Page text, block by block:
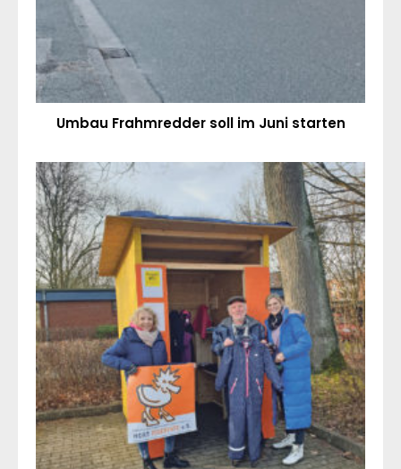
Umbau Frahmredder soll im Juni starten